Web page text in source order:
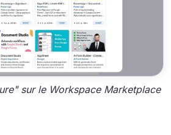
sur le Workspace Marketplace